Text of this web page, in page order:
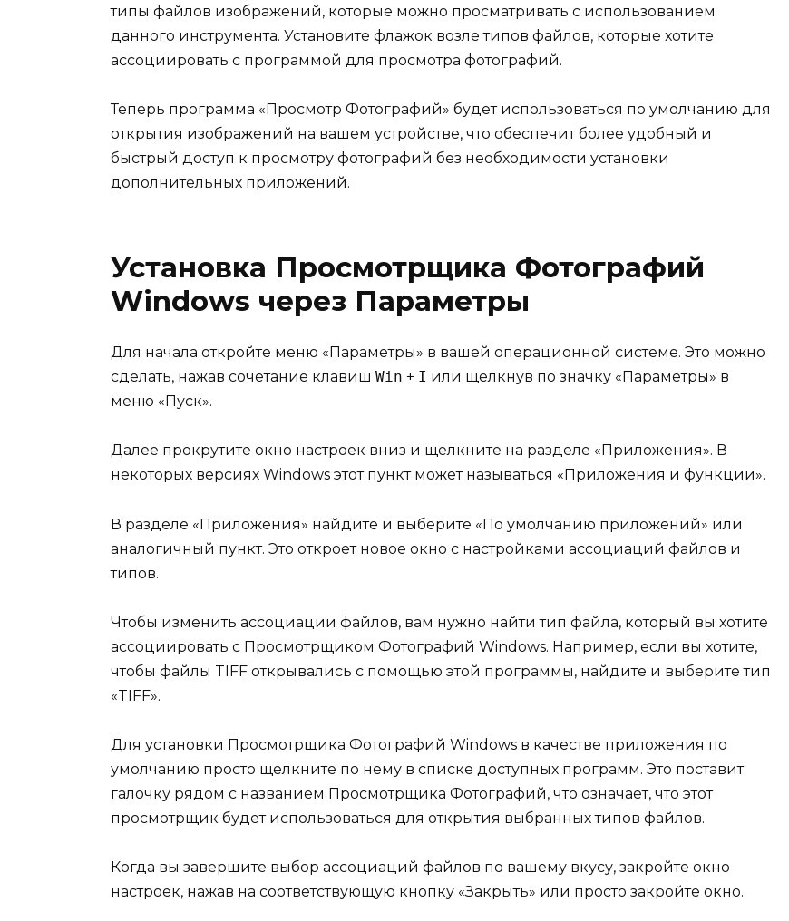
типы файлов изображений, которые можно просматривать с использованием
данного инструмента. Установите флажок возле типов файлов, которые хотите
ассоциировать с программой для просмотра фотографий.
Теперь программа «Просмотр Фотографий» будет использоваться по умолчанию для
открытия изображений на вашем устройстве, что обеспечит более удобный и
быстрый доступ к просмотру фотографий без необходимости установки
дополнительных приложений.
Установка Просмотрщика Фотографий
Windows через Параметры
Для начала откройте меню «Параметры» в вашей операционной системе. Это можно
сделать, нажав сочетание клавиш Win + I или щелкнув по значку «Параметры» в
меню «Пуск».
Далее прокрутите окно настроек вниз и щелкните на разделе «Приложения». В
некоторых версиях Windows этот пункт может называться «Приложения и функции».
В разделе «Приложения» найдите и выберите «По умолчанию приложений» или
аналогичный пункт. Это откроет новое окно с настройками ассоциаций файлов и
типов.
Чтобы изменить ассоциации файлов, вам нужно найти тип файла, который вы хотите
ассоциировать с Просмотрщиком Фотографий Windows. Например, если вы хотите,
чтобы файлы TIFF открывались с помощью этой программы, найдите и выберите тип
«TIFF».
Для установки Просмотрщика Фотографий Windows в качестве приложения по
умолчанию просто щелкните по нему в списке доступных программ. Это поставит
галочку рядом с названием Просмотрщика Фотографий, что означает, что этот
просмотрщик будет использоваться для открытия выбранных типов файлов.
Когда вы завершите выбор ассоциаций файлов по вашему вкусу, закройте окно
настроек, нажав на соответствующую кнопку «Закрыть» или просто закройте окно.